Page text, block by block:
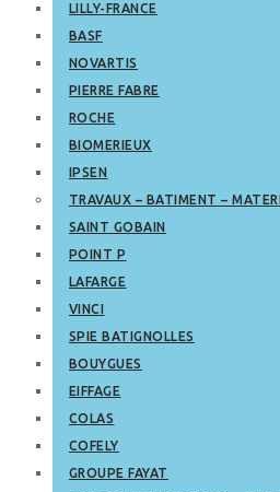
LILLY-FRANCE
BASF
NOVARTIS
PIERRE FABRE
ROCHE
BIOMERIEUX
IPSEN
TRAVAUX – BATIMENT –
SAINT GOBAIN
POINT P
LAFARGE
VINCI
SPIE BATIGNOLLES
BOUYGUES
EIFFAGE
COLAS
COFELY
GROUPE FAYAT